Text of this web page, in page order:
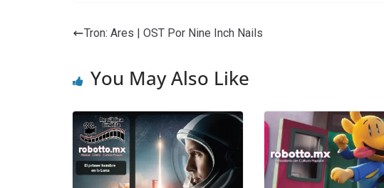
Tron: Ares | OST Por Nine Inch Nails
You May Also Like